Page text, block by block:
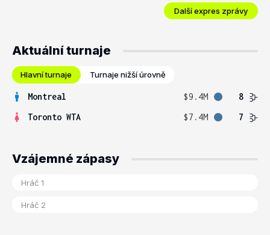
Další expres zprávy
Aktuální turnaje
Hlavní turnaje Turnaje nižší úrovně
Montreal $9.4M
8
Toronto WTA
$7.4M 7
Vzájemné zápasy